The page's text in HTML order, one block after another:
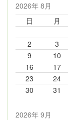
2026年 8月
日
月
2
3
9
10
16
17
23
24
30
31
2026年 9月